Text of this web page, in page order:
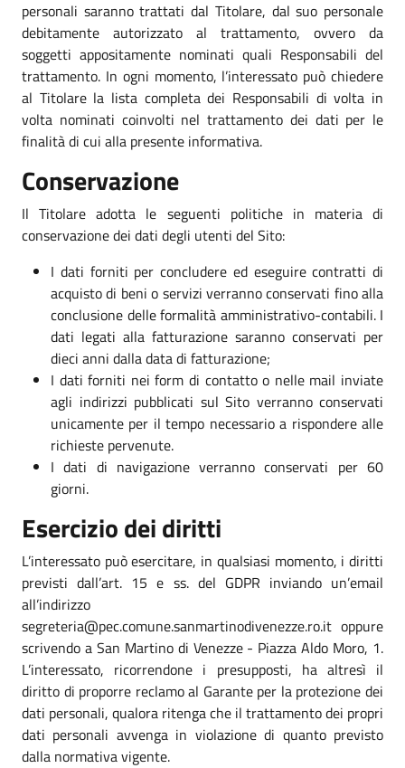
personali saranno trattati dal Titolare, dal suo personale
debitamente autorizzato al trattamento, ovvero da
soggetti appositamente nominati quali Responsabili del
trattamento. In ogni momento, l’interessato può chiedere
al Titolare la lista completa dei Responsabili di volta in
volta nominati coinvolti nel trattamento dei dati per le
finalità di cui alla presente informativa.
Conservazione
Il Titolare adotta le seguenti politiche in materia di
conservazione dei dati degli utenti del Sito:
I dati forniti per concludere ed eseguire contratti di
acquisto di beni o servizi verranno conservati fino alla
conclusione delle formalità amministrativo-contabili. I
dati legati alla fatturazione saranno conservati per
dieci anni dalla data di fatturazione;
I dati forniti nei form di contatto o nelle mail inviate
agli indirizzi pubblicati sul Sito verranno conservati
unicamente per il tempo necessario a rispondere alle
richieste pervenute.
I dati di navigazione verranno conservati per 60
giorni.
Esercizio dei diritti
L’interessato può esercitare, in qualsiasi momento, i diritti
previsti dall’art. 15 e ss. del GDPR inviando un’email
all’indirizzo
segreteria@pec.comune.sanmartinodivenezze.ro.it oppure
scrivendo a San Martino di Venezze - Piazza Aldo Moro, 1.
L’interessato, ricorrendone i presupposti, ha altresì il
diritto di proporre reclamo al Garante per la protezione dei
dati personali, qualora ritenga che il trattamento dei propri
dati personali avvenga in violazione di quanto previsto
dalla normativa vigente.